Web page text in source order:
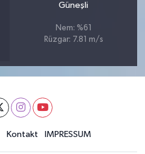
Güneşli
Nem: %61
Rüzgar: 7.81 m/s
Kontakt IMPRESSUM